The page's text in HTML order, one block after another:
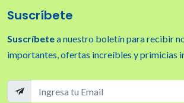
Suscríbete
Suscríbetea nuestro boletín para recibir
importantes, ofertas increíbles y primicias